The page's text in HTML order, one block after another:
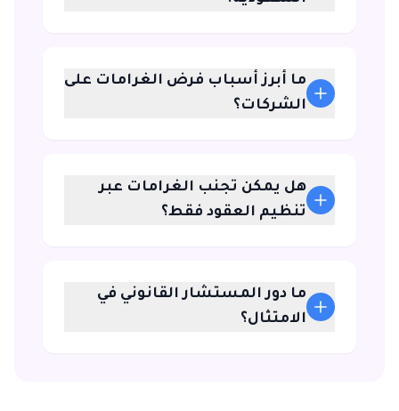
ما أبرز أسباب فرض الغرامات على
الشركات؟
هل يمكن تجنب الغرامات عبر
تنظيم العقود فقط؟
ما دور المستشار القانوني في
الامتثال؟